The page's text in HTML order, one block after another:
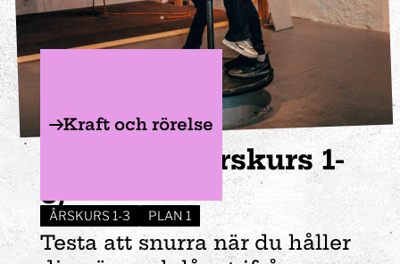
Kraft och rörelse
ÅRSKURS 1-3 PLAN 1
Piruetten (årskurs 1-
3)
Testa att snurra när du håller